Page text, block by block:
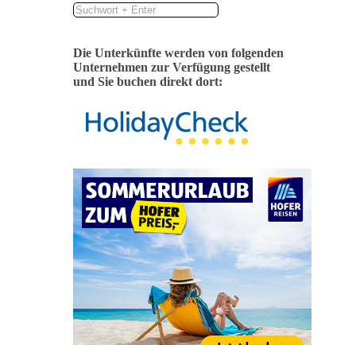
Die Unterkünfte werden von folgenden
Unternehmen zur Verfügung gestellt
und Sie buchen direkt dort: